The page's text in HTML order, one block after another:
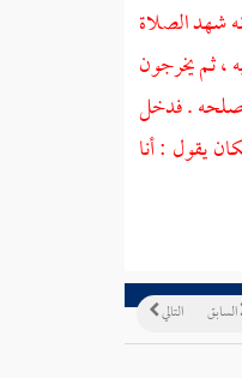
شهد الصلاة
، ثم يخرجون
. فدخل
يقول : أنا
التالي السابق